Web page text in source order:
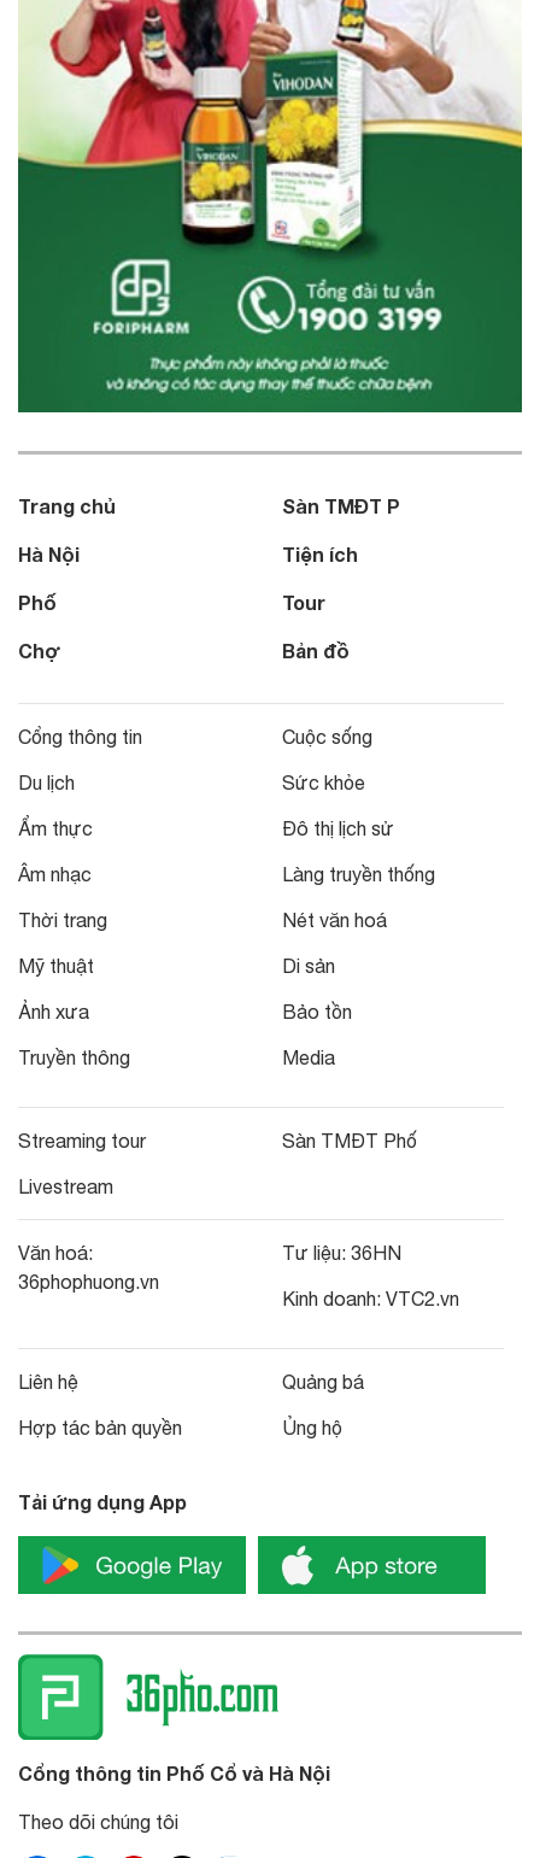
Trang chủ
Hà Nội
Phố
Chợ
Sàn TMĐT P
Tiện ích
Tour
Bản đồ
Cổng thông tin
Du lịch
Ẩm thực
Âm nhạc
Thời trang
Mỹ thuật
Ảnh xưa
Truyền thông
Cuộc sống
Sức khỏe
Đô thị lịch sử
Làng truyền thống
Nét văn hoá
Di sản
Bảo tồn
Media
Streaming tour
Livestream
Sàn TMĐT Phố
Văn hoá:
36phophuong.vn
Tư liệu: 36HN
Kinh doanh: VTC2.vn
Liên hệ
Hợp tác bản quyền
Quảng bá
Ủng hộ
Tải ứng dụng App
Cổng thông tin Phố Cổ và Hà Nội
Theo dõi chúng tôi